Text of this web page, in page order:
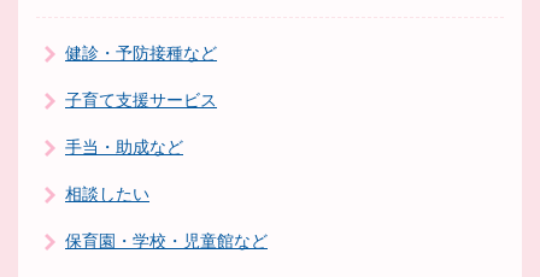
健診・予防接種など
子育て支援サービス
手当・助成など
相談したい
保育園・学校・児童館など